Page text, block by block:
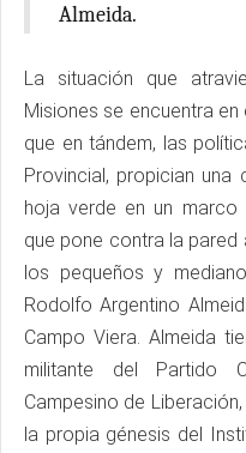
Almeida.
La situación que
Misiones se encuentra
que en tándem, las
Provincial, propician
hoja verde en un marco
que pone contra la
los pequeños y
Rodolfo Argentino
Campo Viera. Almeida
militante del Partido
Campesino de
la propia génesis del